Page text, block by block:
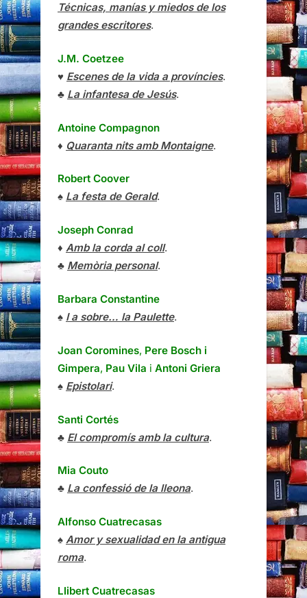
Técnicas, manías y miedos de los
grandes escritores.
J.M. Coetzee
♥ Escenes de la vida a províncies.
♣ La infantesa de Jesús.
Antoine Compagnon
♦ Quaranta nits amb Montaigne.
Robert Coover
♠ La festa de Gerald.
Joseph Conrad
♦ Amb la corda al coll.
♣ Memòria personal.
Barbara Constantine
♠ I a sobre… la Paulette.
Joan Coromines, Pere Bosch i
Gimpera, Pau Vila i Antoni Griera
♠ Epistolari.
Santi Cortés
♣ El compromís amb la cultura.
Mia Couto
♣ La confessió de la lleona.
Alfonso Cuatrecasas
♠ Amor y sexualidad en la antigua
roma.
Llibert Cuatrecasas